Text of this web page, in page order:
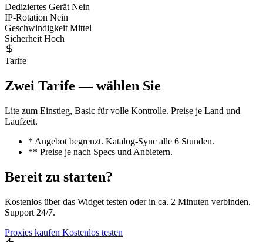
Dediziertes GerätNein
IP-Rotation Nein
GeschwindigkeitMittel
SicherheitHoch
Tarife
Zwei Tarife — wählen Sie
Lite zum Einstieg, Basic für volle Kontrolle. Preise je Land und
Laufzeit.
* Angebot begrenzt. Katalog-Sync alle 6 Stunden.
** Preise je nach Specs und Anbietern.
Bereit zu starten?
Kostenlos über das Widget testen oder in ca. 2 Minuten verbinden.
Support 24/7.
Proxies kaufen Kostenlos testen